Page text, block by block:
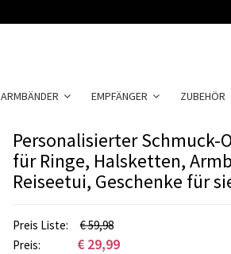
ARMBÄNDER EMPFÄNGER ZUBEHÖR
Personalisierter Schmuck-
für Ringe, Halsketten,
Reiseetui, Geschenke für
Preis Liste:
€ 59,98
Preis:
€ 29,99